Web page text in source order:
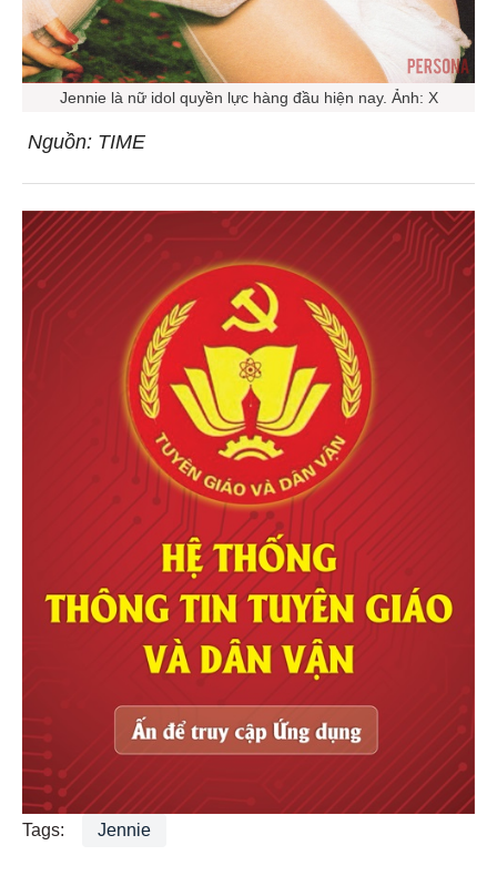
Jennie là nữ idol quyền lực hàng đầu hiện nay. Ảnh: X
Nguồn: TIME
Tags: Jennie